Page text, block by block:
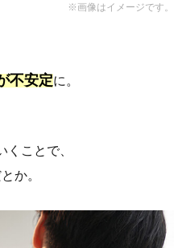
※画像はイメージです。
不安定に。
くことで、
か。